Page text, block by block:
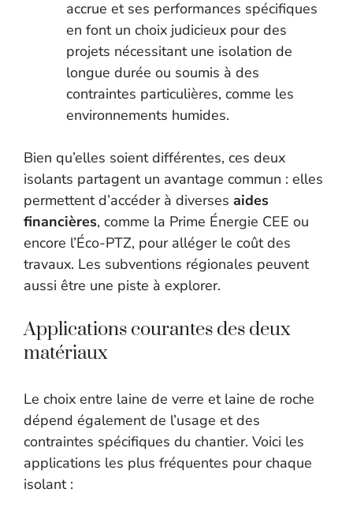
accrue et ses performances spécifiques
en font un choix judicieux pour des
projets nécessitant une isolation de
longue durée ou soumis à des
contraintes particulières, comme les
environnements humides.
Bien qu’elles soient différentes, ces deux
isolants partagent un avantage commun : elles
permettent d’accéder à diverses aides
financières, comme la Prime Énergie CEE ou
encore l’Éco-PTZ, pour alléger le coût des
travaux. Les subventions régionales peuvent
aussi être une piste à explorer.
Applications courantes des deux
matériaux
Le choix entre laine de verre et laine de roche
dépend également de l’usage et des
contraintes spécifiques du chantier. Voici les
applications les plus fréquentes pour chaque
isolant :